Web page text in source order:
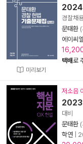
미리보기
2024
경찰채
문태환
에이씨
택배로
저소음
2023
대비
문태환
학연